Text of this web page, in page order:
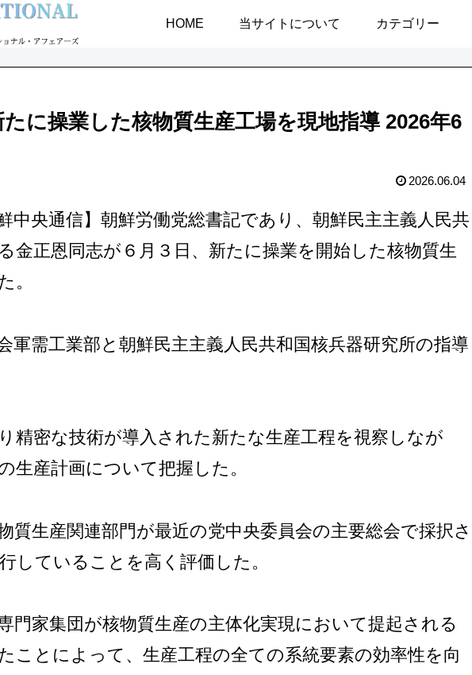
HOME 当サイトについて カテゴリー
に操業した核物質生産工場を現地指導 2026年6
2026.06.04
中央通信】朝鮮労働党総書記であり、朝鮮民主主義人民共
金正恩同志が６月３日、新たに操業を開始した核物質生
。
軍需工業部と朝鮮民主主義人民共和国核兵器研究所の指導
精密な技術が導入された新たな生産工程を視察しなが
生産計画について把握した。
質生産関連部門が最近の党中央委員会の主要総会で採択さ
していることを高く評価した。
門家集団が核物質生産の主体化実現において提起される
ことによって、生産工程の全ての系統要素の効率性を向